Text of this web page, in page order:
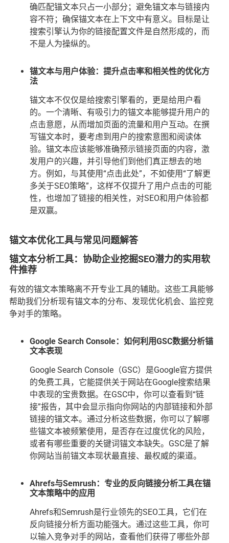
确匹配锚文本只占一小部分；避免锚文本与链接内
容不符；确保锚文本在上下文中有意义。目标是让
搜索引擎认为你的链接配置文件是自然形成的，而
不是人为操纵的。
锚文本与用户体验：提升点击率和相关性的优化方
法
锚文本不仅仅是给搜索引擎看的，更是给用户看
的。一个清晰、有吸引力的锚文本能够提升用户的
点击意愿，从而增加页面的流量和用户互动。在撰
写锚文本时，要考虑到用户的搜索意图和阅读体
验。锚文本应该能够准确预示链接页面的内容，激
发用户的兴趣，并引导他们到他们真正想去的地
方。例如，与其使用“点击此处”，不如使用“了解更
多关于SEO策略”，这样不仅提升了用户点击的可能
性，也增加了链接的相关性，对SEO和用户体验都
是双赢。
锚文本优化工具与常见问题解答
锚文本分析工具：协助企业挖掘SEO潜力的实用软
件推荐
有效的锚文本策略离不开专业工具的辅助。这些工具能够
帮助我们分析现有锚文本的分布、发现优化机会、监控竞
争对手的策略。
Google Search Console：如何利用GSC数据分析锚
文本表现
Google Search Console（GSC）是Google官方提供
的免费工具，它能提供关于网站在Google搜索结果
中表现的宝贵数据。在GSC中，你可以查看到“链
接”报告，其中会显示指向你网站的内部链接和外部
链接的锚文本。通过分析这些数据，你可以了解哪
些锚文本被频繁使用，是否存在过度优化的风险，
或者有哪些重要的关键词锚文本缺失。GSC是了解
你网站当前锚文本现状最直接、最权威的渠道。
Ahrefs与Semrush：专业的反向链接分析工具在锚
文本策略中的应用
Ahrefs和Semrush是行业领先的SEO工具，它们在
反向链接分析方面功能强大。通过这些工具，你可
以输入竞争对手的网站，查看他们获得了哪些外部